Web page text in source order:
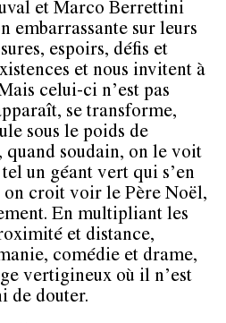
et Marco Berrettini
embarrassante sur leurs
espoirs, défis et
et nous invitent à
celui-ci n’est pas
se transforme,
sous le poids de
quand soudain, on le voit
un géant vert qui s’en
croit voir le Père Noël,
En multipliant les
et distance,
comédie et drame,
vertigineux où il n’est
de douter.